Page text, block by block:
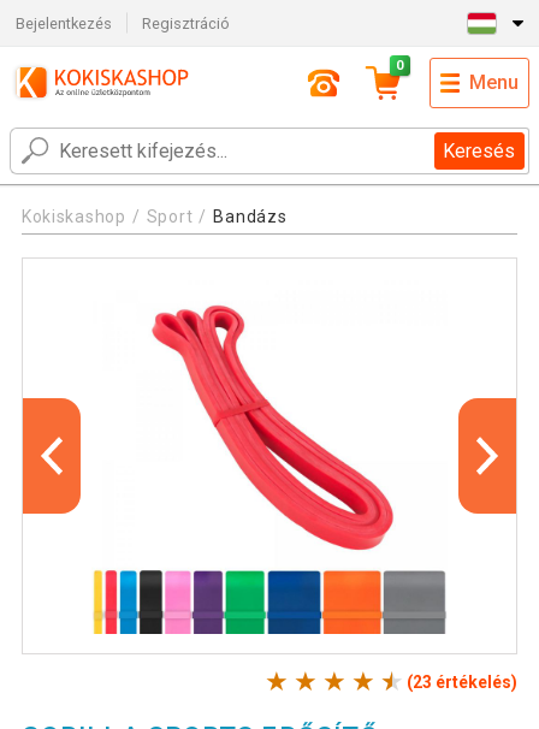
Bejelentkezés Regisztráció
Keresés
0
Menu
Kokiskashop Sport Bandázs
(23 értékelés)